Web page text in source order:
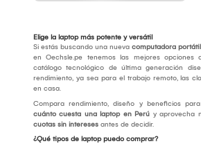
Elige la laptop más potente y versátil
Si estás buscando una nueva computadora portátil
en Oechsle.pe tenemos las mejores opciones
catálogo tecnológico de última generación
rendimiento, ya sea para el trabajo remoto, las
en casa.
Compara rendimiento, diseño y beneficios
cuánto cuesta una laptop en Perú y aprovecha
cuotas sin intereses antes de decidir.
¿Qué tipos de laptop puedo comprar?